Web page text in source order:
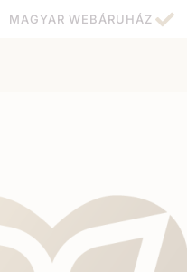
MAGYAR WEBÁRUHÁZ